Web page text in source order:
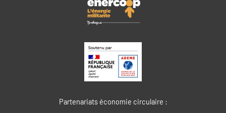
Partenariats économie circulaire :